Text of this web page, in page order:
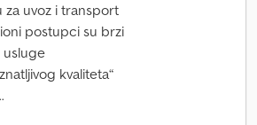
za uvoz i transport
postupci su brzi
usluge
kvaliteta“